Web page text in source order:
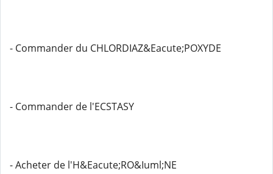
- Commander du CHLORDIAZ&Eacute;POXYDE
- Commander de l'ECSTASY
- Acheter de l'H&Eacute;RO&Iuml;NE